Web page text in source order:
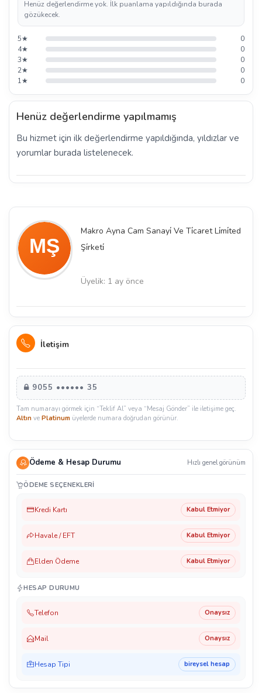
Henüz değerlendirme yok. İlk puanlama yapıldığında burada
gözükecek.
5★
0
4★
0
3★
0
2★
0
1★
0
Henüz değerlendirme yapılmamış
Bu hizmet için ilk değerlendirme yapıldığında, yıldızlar ve
yorumlar burada listelenecek.
Makro Ayna Cam Sanayi̇ Ve Ti̇caret Li̇mi̇ted
Şi̇rketi̇
Üyelik: 1 ay önce
İletişim
9055 •••••• 35
Tam numarayı görmek için “Teklif Al” veya “Mesaj Gönder” ile iletişime geç.
Altın ve Platinum üyelerde numara doğrudan görünür.
Ödeme & Hesap Durumu Hızlı genel görünüm
ÖDEME SEÇENEKLERI
Kredi Kartı Kabul Etmiyor
Havale / EFT Kabul Etmiyor
Elden Ödeme Kabul Etmiyor
HESAP DURUMU
Telefon Onaysız
Mail Onaysız
Hesap Tipi bireysel hesap